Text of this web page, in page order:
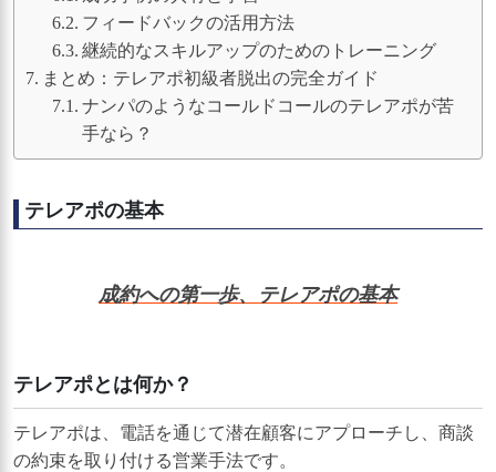
フィードバックの活用方法
継続的なスキルアップのためのトレーニング
まとめ：テレアポ初級者脱出の完全ガイド
ナンパのようなコールドコールのテレアポが苦
手なら？
テレアポの基本
成約への第一歩、テレアポの基本
テレアポとは何か？
テレアポは、電話を通じて潜在顧客にアプローチし、商談
の約束を取り付ける営業手法です。